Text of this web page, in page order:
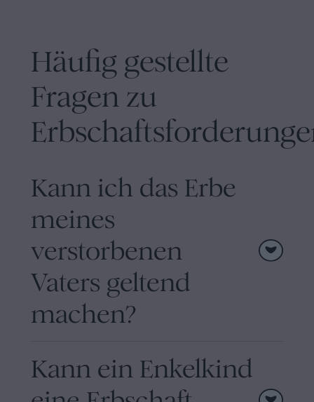
Häufig gestellte
Fragen zu
Kann ich das Erbe
meines
verstorbenen
Vaters geltend
machen?
Kann ein Enkelkind